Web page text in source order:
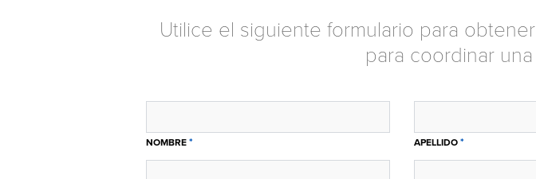
Utilice el siguiente formulario para obtener
para coordinar una
NOMBRE * APELLIDO *